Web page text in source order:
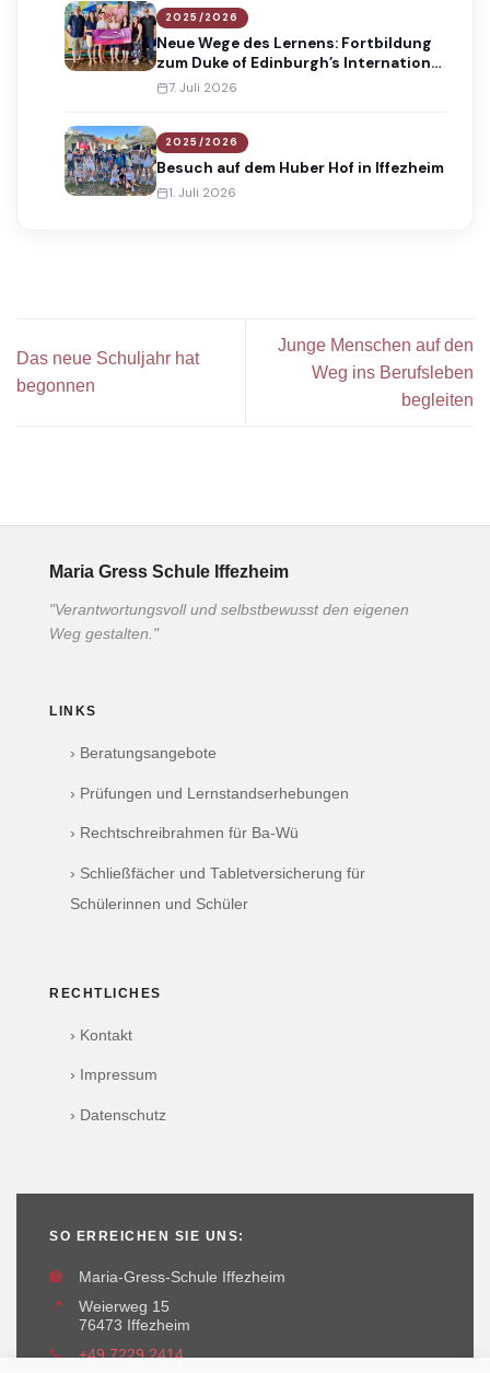
2025/2026
Neue Wege des Lernens: Fortbildung
zum Duke of Edinburgh’s International
Award
7. Juli 2026
2025/2026
Besuch auf dem Huber Hof in Iffezheim
1. Juli 2026
Das neue Schuljahr hat
begonnen
Junge Menschen auf den
Weg ins Berufsleben
begleiten
Maria Gress Schule Iffezheim
"Verantwortungsvoll und selbstbewusst den eigenen
Weg gestalten."
LINKS
› Beratungsangebote
› Prüfungen und Lernstandserhebungen
› Rechtschreibrahmen für Ba-Wü
› Schließfächer und Tabletversicherung für
Schülerinnen und Schüler
RECHTLICHES
› Kontakt
› Impressum
› Datenschutz
SO ERREICHEN SIE UNS:
🏫
Maria-Gress-Schule Iffezheim
📍
Weierweg 15
76473 Iffezheim
📞
+49 7229 2414